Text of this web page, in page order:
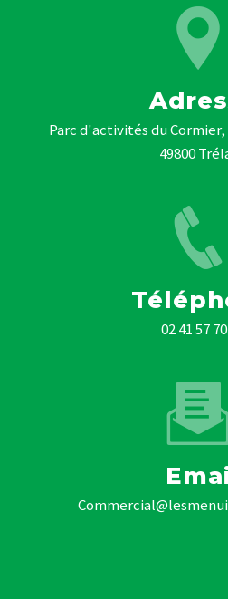
Parc d'activités du Cormier, 65 Rue de la Paperie
49800
02 41 57